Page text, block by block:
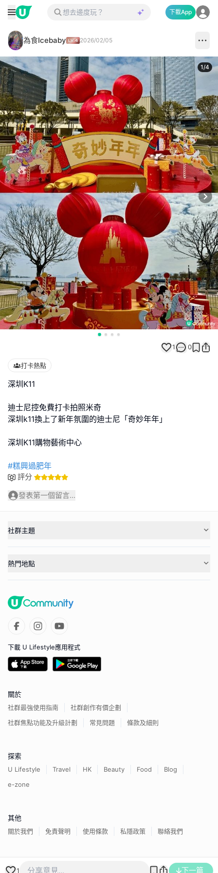
下載App
為食Icebaby 2026/02/05
1/4
1 0
打卡熱點
深圳K11
迪士尼控免費打卡拍照米奇
深圳k11換上了新年氛圍的迪士尼「奇妙年年」
深圳K11購物藝術中心
#糕興過肥年
評分
發表第一個留言...
1 下一篇
社群主題
熱門地點
下載 U Lifestyle應用程式
關於
社群最強使用指南
社群創作有價企劃
社群焦點功能及升級計劃
常見問題 條款及細則
探索
U Lifestyle Travel HK Beauty Food
Blog
e-zone
其他
關於我們 免責聲明 使用條款 私隱政策 聯絡我們
香港經濟日報版權所有©